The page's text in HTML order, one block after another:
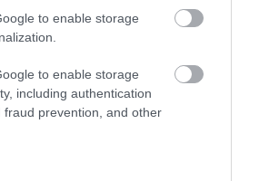
to enable storage
to enable storage
including authentication
fraud prevention, and other
KULTÚRA
JÚLIUS 31. ● KULTÚRA
vonult háborúba a
egyetlen afrikai…
francia hercegnő, aki
támadt a…